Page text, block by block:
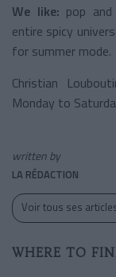
We like: pop
entire spicy
for summer mode.
Christian
Monday to
written by
LA RÉDACTION
Voir tous ses
WHERE TO